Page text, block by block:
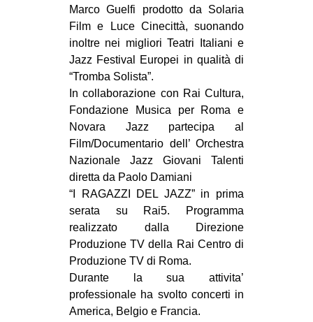
Marco Guelfi prodotto da Solaria
Film e Luce Cinecittà, suonando
inoltre nei migliori Teatri Italiani e
Jazz Festival Europei in qualità di
“Tromba Solista”.
In collaborazione con Rai Cultura,
Fondazione Musica per Roma e
Novara Jazz partecipa al
Film/Documentario dell’ Orchestra
Nazionale Jazz Giovani Talenti
diretta da Paolo Damiani
“I RAGAZZI DEL JAZZ” in prima
serata su Rai5. Programma
realizzato dalla Direzione
Produzione TV della Rai Centro di
Produzione TV di Roma.
Durante la sua attivita’
professionale ha svolto concerti in
America, Belgio e Francia.